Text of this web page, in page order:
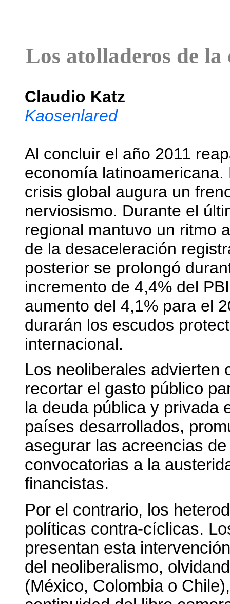
Los atolladeros de
Claudio Katz
Kaosenlared
Al concluir el año 2011
economía
crisis global augura un
nerviosismo. Durante el
regional mantuvo un ritmo
de la desaceleración
posterior se prolongó
incremento de 4,4% del
aumento del 4,1% para el
durarán los escudos
internacional.
Los neoliberales advierten
recortar el gasto público
la deuda pública y privada
países desarrollados,
asegurar las acreencias
convocatorias a la
financistas.
Por el contrario, los
políticas contra-cíclicas.
presentan esta
del neoliberalismo,
(México, Colombia o